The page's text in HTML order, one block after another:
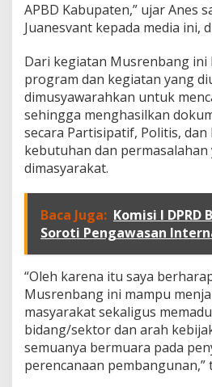
APBD Kabupaten,” ujar Anes
Juanesvant kepada media ini,
Dari kegiatan Musrenbang ini
program dan kegiatan yang
dimusyawarahkan untuk
sehingga menghasilkan
secara Partisipatif, Politis,
kebutuhan dan permasalahan
dimasyarakat.
Baca Juga: Komisi I DPRD
Soroti Pengawasan
“Oleh karena itu saya
Musrenbang ini mampu
masyarakat sekaligus
bidang/sektor dan arah
semuanya bermuara pada
perencanaan pembangunan,”